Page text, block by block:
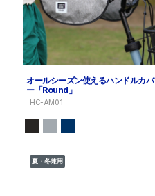
オールシーズン使えるハンドルカバ
ー「Round」
HC-AM01
夏・冬兼用